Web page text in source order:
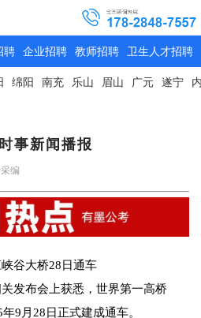
聘 企业招聘 教师招聘 卫生人才招聘
绵阳 南充 乐山 眉山 广元 遂宁
事新闻播报
编
谷大桥28日通车
发布会上获悉，世界第一高桥
9月28日正式建成通车。